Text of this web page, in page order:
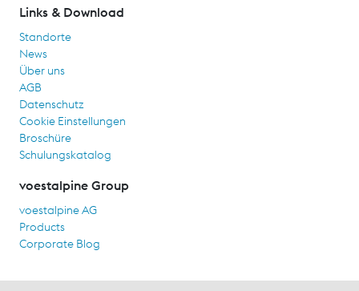
Links & Download
Standorte
News
Über uns
AGB
Datenschutz
Cookie Einstellungen
Broschüre
Schulungskatalog
voestalpine Group
voestalpine AG
Products
Corporate Blog